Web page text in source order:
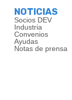
NOTICIAS
Socios DEV
Industria
Convenios
Ayudas
Notas de prensa